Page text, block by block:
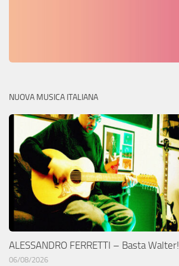
NUOVA MUSICA ITALIANA
ALESSANDRO FERRETTI – Basta Walter!
06/08/2026